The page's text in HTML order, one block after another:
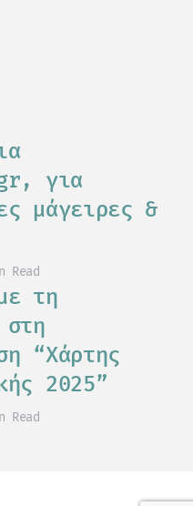
για
μάγειρες &
Read
τη
στη
“Χάρτης
2025”
Read